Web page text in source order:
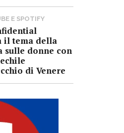
E SPOTIFY
il tema della
sulle donne con
di Venere